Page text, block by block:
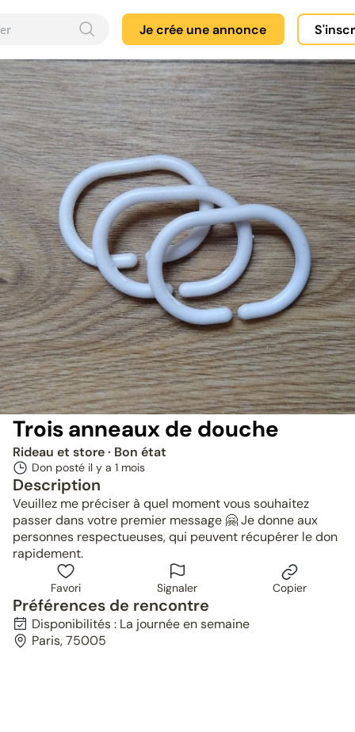
Je crée une annonce
Trois anneaux de douche
Rideau et store· Bon état
Don posté il y a 1 mois
Description
Veuillez me préciser à quel moment vous souhaitez
passer dans votre premier message 🤗 Je donne aux
personnes respectueuses, qui peuvent récupérer le don
rapidement.
Favori Signaler Copier
Préférences de rencontre
Disponibilités : La journée en semaine
Paris, 75005